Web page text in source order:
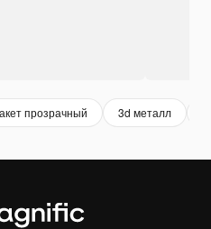
прозрачный 3d металл